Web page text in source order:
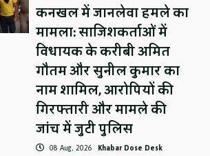
कनखल में जानलेवा हमले का
मामला: साजिशकर्ताओं में
विधायक के करीबी अमित
गौतम और सुनील कुमार का
नाम शामिल, आरोपियों की
गिरफ्तारी और मामले की
जांच में जुटी पुलिस
08 Aug, 2026 Khabar Dose Desk